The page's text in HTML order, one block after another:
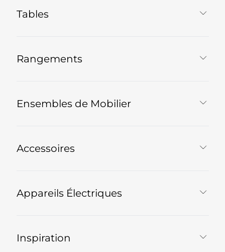
Tables
Rangements
Ensembles de Mobilier
Accessoires
Appareils Électriques
Inspiration